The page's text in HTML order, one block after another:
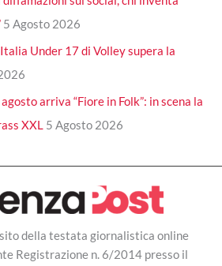
5 Agosto 2026
Under 17 di Volley supera la
arriva “Fiore in Folk”: in scena la
XXL 5 Agosto 2026
della testata giornalistica online
Registrazione n. 6/2014 presso il